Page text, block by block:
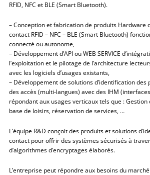
RFID, NFC et BLE (Smart Bluetooth).
– Conception et fabrication de produits Hardware
contact RFID – NFC – BLE (Smart Bluetooth)
connecté ou autonome,
– Développement d’API ou WEB SERVICE
l’exploitation et le pilotage de l’architecture
avec les logiciels d’usages existants,
– Développement de solutions d’identification des
des accès (multi-langues) avec des IHM
répondant aux usages verticaux tels que : Gestion
base de loisirs, réservation de services, …
L’équipe R&D conçoit des produits et solutions
contact pour offrir des systèmes sécurisés à
d’algorithmes d’encryptages élaborés.
L’entreprise peut répondre aux besoins du